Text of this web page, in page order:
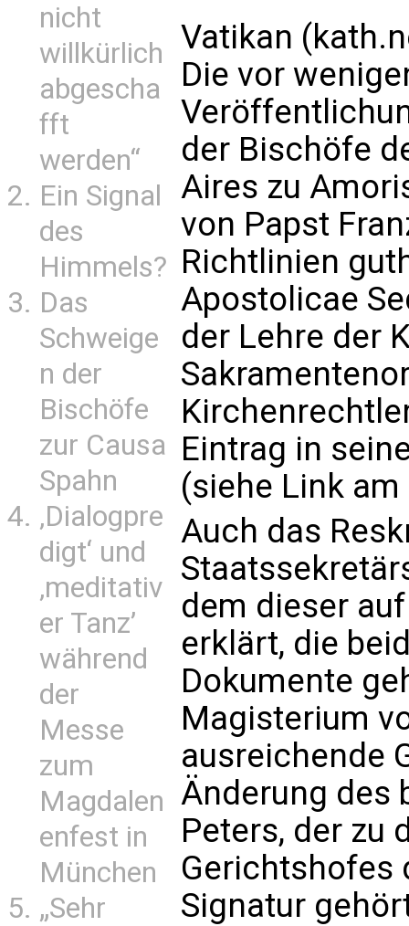
nicht
willkürlich
abgescha
fft
werden“
Ein Signal
des
Himmels?
Das
Schweige
n der
Bischöfe
zur Causa
Spahn
‚Dialogpre
digt‘ und
‚meditativ
er Tanz’
während
der
Messe
zum
Magdalen
enfest in
München
„Sehr
Vatikan
Die vor
der Bischöfe
Aires zu
von Papst
Richtlinien
Apostolicae
der Lehre der
Eintrag in
(siehe Link
Auch das
dem dieser
erklärt, die
Dokumente
Magisterium
ausreichende
Änderung des
Peters, der zu
Gerichtshofes
Signatur